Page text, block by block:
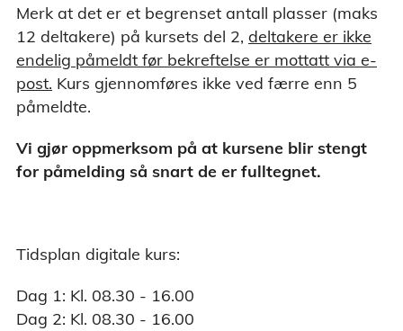
Merk at det er et begrenset antall plasser (maks
12 deltakere) på kursets del 2, deltakere er ikke
endelig påmeldt før bekreftelse er mottatt via e-
post. Kurs gjennomføres ikke ved færre enn 5
påmeldte.
Vi gjør oppmerksom på at kursene blir stengt
for påmelding så snart de er fulltegnet.
Tidsplan digitale kurs:
Dag 1: Kl. 08.30 - 16.00
Dag 2: Kl. 08.30 - 16.00